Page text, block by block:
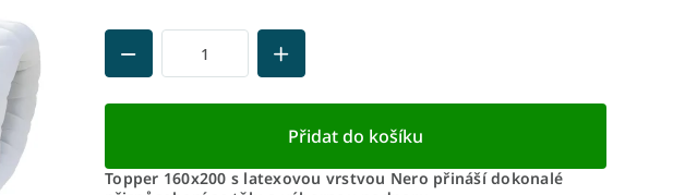
Přidat do košíku
Topper 160x200 s latexovou vrstvou Nero přináší dokonalé